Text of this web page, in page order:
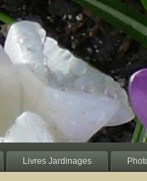
Livres Jardinages